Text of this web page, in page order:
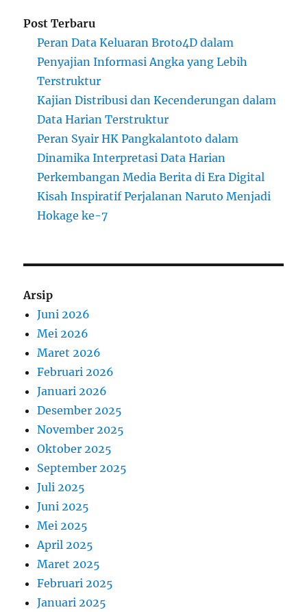
Post Terbaru
Peran Data Keluaran Broto4D dalam
Penyajian Informasi Angka yang Lebih
Terstruktur
Kajian Distribusi dan Kecenderungan dalam
Data Harian Terstruktur
Peran Syair HK Pangkalantoto dalam
Dinamika Interpretasi Data Harian
Perkembangan Media Berita di Era Digital
Kisah Inspiratif Perjalanan Naruto Menjadi
Hokage ke-7
Arsip
Juni 2026
Mei 2026
Maret 2026
Februari 2026
Januari 2026
Desember 2025
November 2025
Oktober 2025
September 2025
Juli 2025
Juni 2025
Mei 2025
April 2025
Maret 2025
Februari 2025
Januari 2025